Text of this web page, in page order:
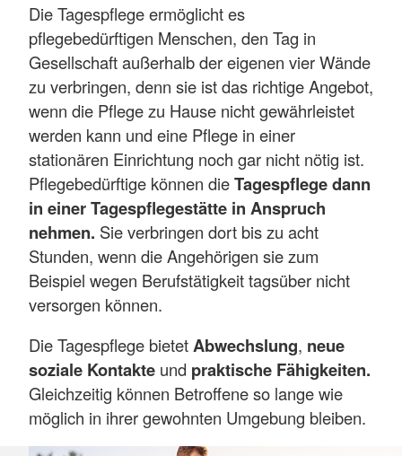
Die Tagespflege ermöglicht es
pflegebedürftigen Menschen, den Tag in
Gesellschaft außerhalb der eigenen vier Wände
zu verbringen, denn sie ist das richtige Angebot,
wenn die Pflege zu Hause nicht gewährleistet
werden kann und eine Pflege in einer
stationären Einrichtung noch gar nicht nötig ist.
Pflegebedürftige können dieTagespflege dann
in einer Tagespflegestätte in Anspruch
nehmen. Sie verbringen dort bis zu acht
Stunden, wenn die Angehörigen sie zum
Beispiel wegen Berufstätigkeit tagsüber nicht
versorgen können.
Die Tagespflege bietetAbwechslung, neue
soziale Kontakte und praktische Fähigkeiten.
Gleichzeitig können Betroffene so lange wie
möglich in ihrer gewohnten Umgebung bleiben.